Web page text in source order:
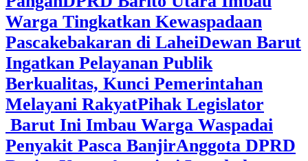
Warga Tingkatkan Kewaspadaan
Pascakebakaran di LaheiDewan Barut
Ingatkan Pelayanan Publik
Berkualitas, Kunci Pemerintahan
Melayani RakyatPihak Legislator
Barut Ini Imbau Warga Waspadai
Penyakit Pasca BanjirAnggota DPRD